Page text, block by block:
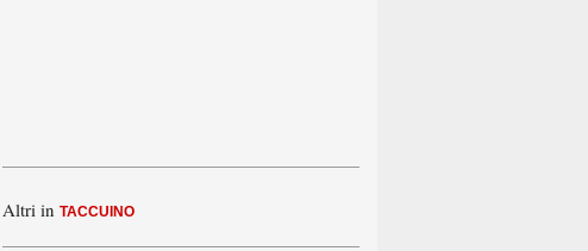
Altri in TACCUINO